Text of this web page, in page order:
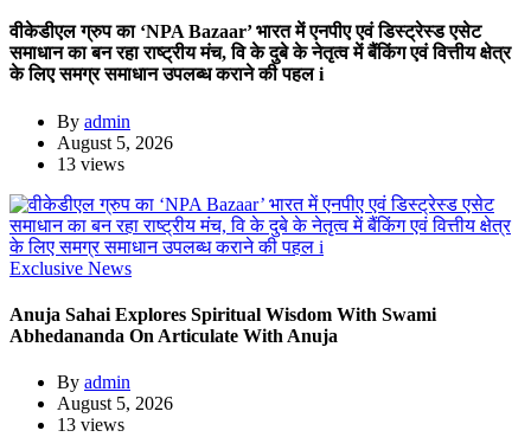
वीकेडीएल ग्रुप का ‘NPA Bazaar’ भारत में एनपीए एवं डिस्ट्रेस्ड एसेट
समाधान का बन रहा राष्ट्रीय मंच, वि के दुबे के नेतृत्व में बैंकिंग एवं वित्तीय क्षेत्र
के लिए समग्र समाधान उपलब्ध कराने की पहल i
By admin
August 5, 2026
13 views
Exclusive News
Anuja Sahai Explores Spiritual Wisdom With Swami
Abhedananda On Articulate With Anuja
By admin
August 5, 2026
13 views